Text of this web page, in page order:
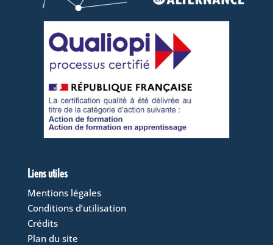
Liens utiles
Mentions légales
Conditions d’utilisation
Crédits
Plan du site